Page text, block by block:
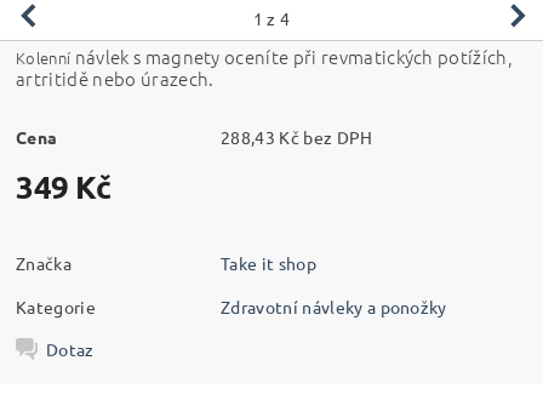
1 z 4
Kolenní návlek s magnety oceníte při revmatických potížích,
artritidě nebo úrazech.
Cena 288,43 Kč bez DPH
349 Kč
Značka
Take it shop
Kategorie
Zdravotní návleky a ponožky
Dotaz